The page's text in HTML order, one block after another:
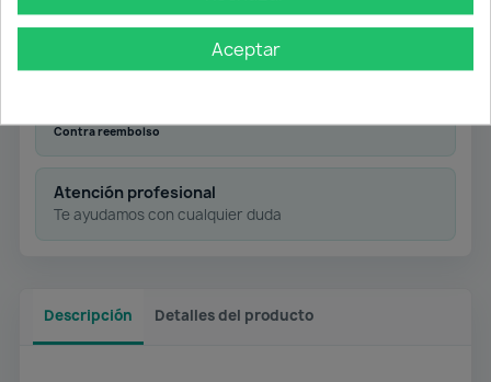
Contra reembolso
Atención profesional
Te ayudamos con cualquier duda
Descripción Detalles del producto
Aceptar